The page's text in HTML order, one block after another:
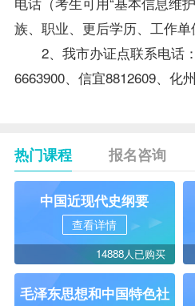
族、职业、更后学历、工作单
2、我市办证点联系电话：
6663900、信宜8812609、化
热门课程 报名咨询
中国近现代史纲要
查看详情
14888人已购买
毛泽东思想和中国特色社